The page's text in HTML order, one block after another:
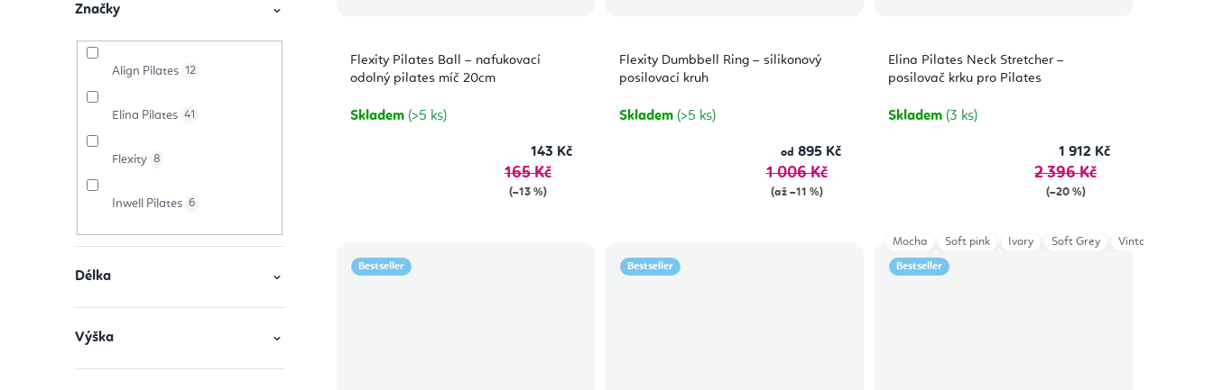
p
a
n
Značky
Align Pilates 12
Elina Pilates 41
Flexity 8
Inwell Pilates 6
Délka
Výška
Flexity Pilates Ball – nafukovací
odolný pilates míč 20cm
Skladem (>5 ks)
143 Kč
165 Kč
(–13 %)
Flexity Dumbbell Ring – silikonový
posilovací kruh
Skladem (>5 ks)
od 895 Kč
1 006 Kč
(až –11 %)
Elina Pilates Neck Stretcher –
posilovač krku pro Pilates
Skladem (3 ks)
1 912 Kč
2 396 Kč
(–20 %)
Bestseller Bestseller Bestseller
Mocha Soft pink Ivory Soft Grey Vintage Rose